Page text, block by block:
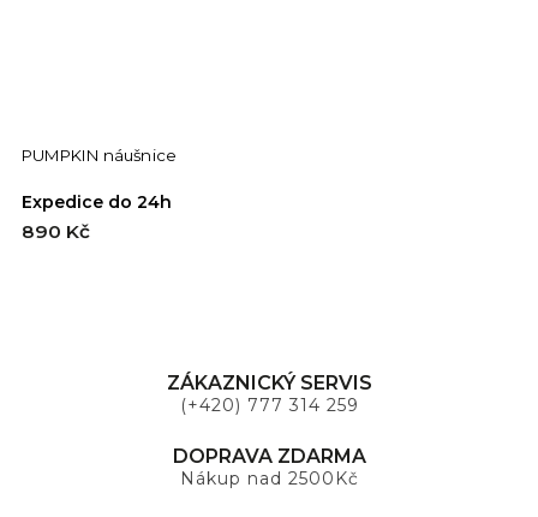
PUMPKIN náušnice
Expedice do 24h
890 Kč
ZÁKAZNICKÝ SERVIS
(+420) 777 314 259
DOPRAVA ZDARMA
Nákup nad 2500Kč